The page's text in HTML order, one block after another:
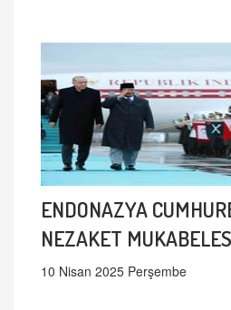
ENDONAZYA
NEZAKET
10 Nisan 2025 Perşembe